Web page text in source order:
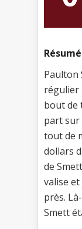
Paulton
régulier
bout de
part sur
tout de
dollars
de
valise et
près.
Smett